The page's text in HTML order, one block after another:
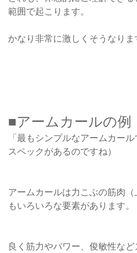
範囲で起こります。
かなり非常に激しくそうなりま
■アームカールの例
「最もシンプルなアームカー
スペックがあるのですね）
アームカールは力こぶの筋肉
もいろいろな要素があります。
良く筋力やパワー、俊敏性な